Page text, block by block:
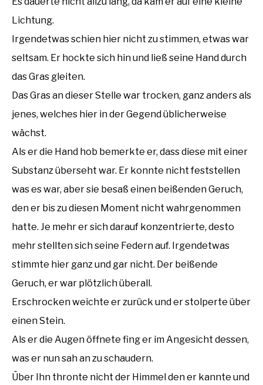
Lichtung.
Irgendetwas schien hier nicht zu stimmen, etwas war
seltsam. Er hockte sich hin und ließ seine Hand durch
das Gras gleiten.
Das Gras an dieser Stelle war trocken, ganz anders als
jenes, welches hier in der Gegend üblicherweise
wächst.
Als er die Hand hob bemerkte er, dass diese mit einer
Substanz überseht war. Er konnte nicht feststellen
was es war, aber sie besaß einen beißenden Geruch,
den er bis zu diesen Moment nicht wahrgenommen
hatte. Je mehr er sich darauf konzentrierte, desto
mehr stellten sich seine Federn auf. Irgendetwas
stimmte hier ganz und gar nicht. Der beißende
Geruch, er war plötzlich überall.
Erschrocken weichte er zurück und er stolperte über
einen Stein.
Als er die Augen öffnete fing er im Angesicht dessen,
was er nun sah an zu schaudern.
Über Ihn thronte nicht der Himmel den er kannte und